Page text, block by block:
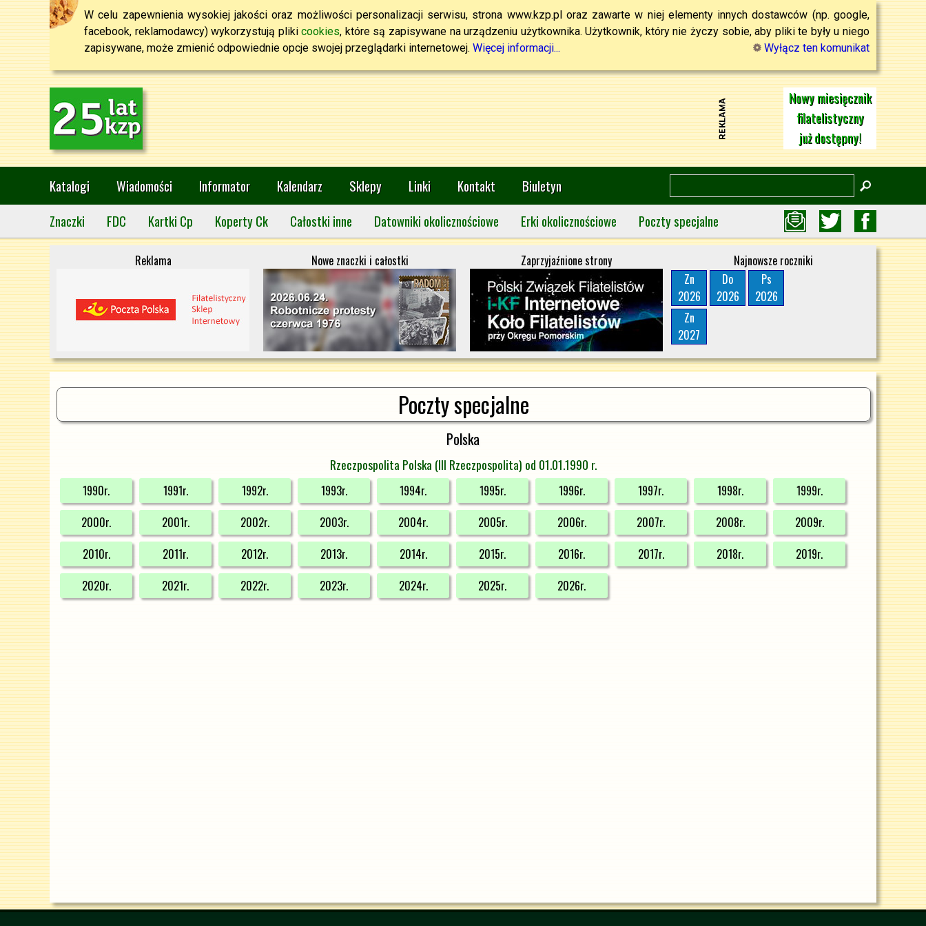
W celu zapewnienia wysokiej jakości oraz możliwości personalizacji serwisu, strona www.kzp.pl oraz zawarte w niej elementy innych dostawców (np. google,
facebook, reklamodawcy) wykorzystują plikicookies, które są zapisywane na urządzeniu użytkownika. Użytkownik, który nie życzy sobie, aby pliki te były u niego
zapisywane, może zmienić odpowiednie opcje swojej przeglądarki internetowej. Więcej informacji... Wyłącz ten komunikat
Nowy miesięcznik
filatelistyczny
już dostępny!
Katalogi Wiadomości Informator Kalendarz Sklepy Linki Kontakt
Biuletyn
Znaczki
FDC Kartki Cp Koperty Ck Całostki inne Datowniki okolicznościowe Erki okolicznościowe Poczty specjalne
Reklama Nowe znaczki i całostki Zaprzyjaźnione strony
Najnowsze roczniki
Zn
2026
Do
2026
Ps
2026
Zn
2027
Poczty specjalne
Polska
Rzeczpospolita Polska (III Rzeczpospolita) od 01.01.1990 r.
1990r. 1991r. 1992r. 1993r. 1994r. 1995r. 1996r. 1997r. 1998r.
1999r.
2000r.
2001r. 2002r. 2003r. 2004r. 2005r. 2006r. 2007r. 2008r.
2009r.
2010r.
2011r. 2012r. 2013r. 2014r. 2015r. 2016r. 2017r. 2018r.
2019r.
2020r.
2021r. 2022r. 2023r. 2024r. 2025r. 2026r.